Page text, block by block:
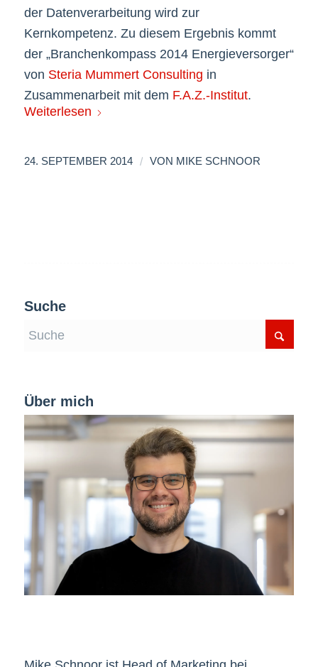
der Datenverarbeitung wird zur
Kernkompetenz. Zu diesem Ergebnis kommt
der „Branchenkompass 2014 Energieversorger“
von Steria Mummert Consulting in
Zusammenarbeit mit dem F.A.Z.-Institut.
Weiterlesen
24. SEPTEMBER 2014 / VON MIKE SCHNOOR
Suche
Über mich